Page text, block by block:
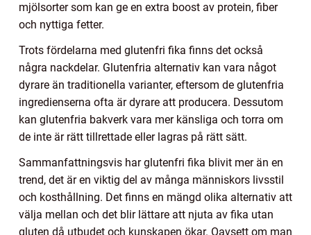
mjölsorter som kan ge en extra boost av protein, fiber
och nyttiga fetter.
Trots fördelarna med glutenfri fika finns det också
några nackdelar. Glutenfria alternativ kan vara något
dyrare än traditionella varianter, eftersom de glutenfria
ingredienserna ofta är dyrare att producera. Dessutom
kan glutenfria bakverk vara mer känsliga och torra om
de inte är rätt tillrettade eller lagras på rätt sätt.
Sammanfattningsvis har glutenfri fika blivit mer än en
trend, det är en viktig del av många människors livsstil
och kosthållning. Det finns en mängd olika alternativ att
välja mellan och det blir lättare att njuta av fika utan
gluten då utbudet och kunskapen ökar. Oavsett om man